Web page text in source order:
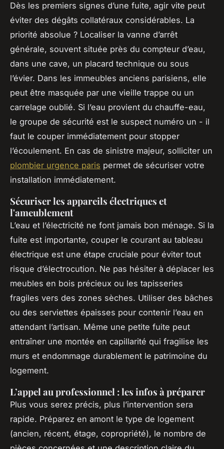
Dès les premiers signes d’une fuite, agir vite peut
éviter des dégâts collatéraux considérables. La
priorité absolue ? Localiser la vanne d’arrêt
générale, souvent située près du compteur d’eau,
dans une cave, un placard technique ou sous
l’évier. Dans les immeubles anciens parisiens, elle
peut être masquée par une vieille trappe ou un
carrelage oublié. Si l’eau provient du chauffe-eau,
le groupe de sécurité est le suspect numéro un - il
faut le couper immédiatement pour stopper
l’écoulement. En cas de sinistre majeur, solliciter un
plombier urgence paris permet de sécuriser votre
installation immédiatement.
Sécuriser les appareils électriques et
l'ameublement
L’eau et l’électricité ne font jamais bon ménage. Si la
fuite est importante, couper le courant au tableau
électrique est une étape cruciale pour éviter tout
risque d’électrocution. Ne pas hésiter à déplacer les
meubles en bois précieux ou les tapisseries
fragiles vers des zones sèches. Utiliser des bâches
ou des serviettes épaisses pour contenir l’eau en
attendant l’artisan. Même une petite fuite peut
entraîner une montée en capillarité qui fragilise les
murs et endommage durablement le patrimoine du
logement.
L’appel au professionnel : les infos à préparer
Plus vous serez précis, plus l’intervention sera
rapide. Préparez en amont le type de logement
(ancien, récent, étage, copropriété), le nombre de